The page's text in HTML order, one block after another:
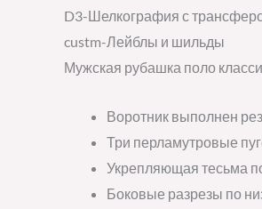
D3-Шелкография с
custm-Лейблы и шильды
Мужская рубашка поло
Воротник выполнен
Три перламутровые
Укрепляющая тесьма
Боковые разрезы по